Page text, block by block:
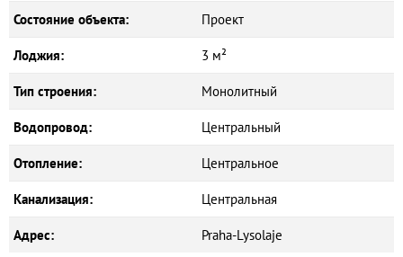
Состояние объекта: Проект
Лоджия: 3 м²
Тип строения: Монолитный
Водопровод: Центральный
Отопление: Центральное
Канализация: Центральная
Адрес: Praha-Lysolaje